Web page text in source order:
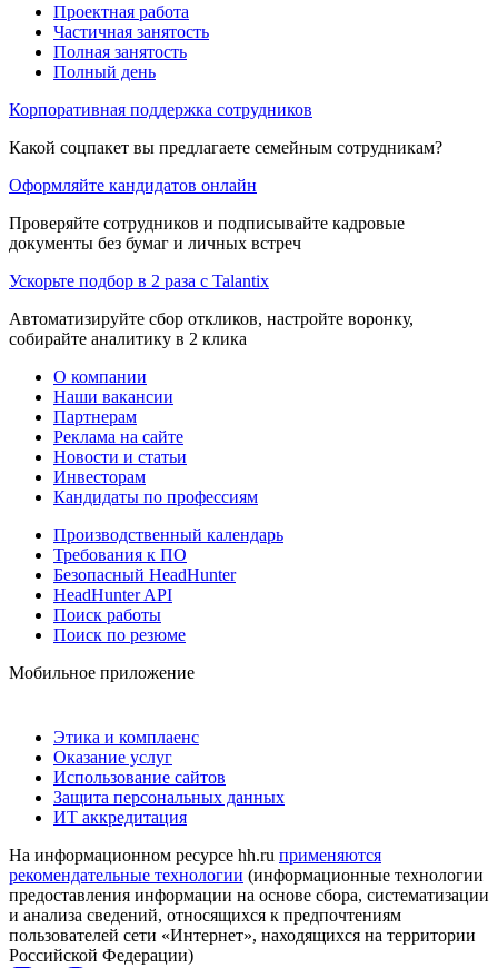
Проектная работа
Частичная занятость
Полная занятость
Полный день
Корпоративная поддержка сотрудников
Какой соцпакет вы предлагаете семейным сотрудникам?
Оформляйте кандидатов онлайн
Проверяйте сотрудников и подписывайте кадровые
документы без бумаг и личных встреч
Ускорьте подбор в 2 раза с Talantix
Автоматизируйте сбор откликов, настройте воронку,
собирайте аналитику в 2 клика
О компании
Наши вакансии
Партнерам
Реклама на сайте
Новости и статьи
Инвесторам
Кандидаты по профессиям
Производственный календарь
Требования к ПО
Безопасный HeadHunter
HeadHunter API
Поиск работы
Поиск по резюме
Мобильное приложение
Этика и комплаенс
Оказание услуг
Использование сайтов
Защита персональных данных
ИТ аккредитация
На информационном ресурсе hh.ru применяются
рекомендательные технологии (информационные технологии
предоставления информации на основе сбора, систематизации
и анализа сведений, относящихся к предпочтениям
пользователей сети «Интернет», находящихся на территории
Российской Федерации)